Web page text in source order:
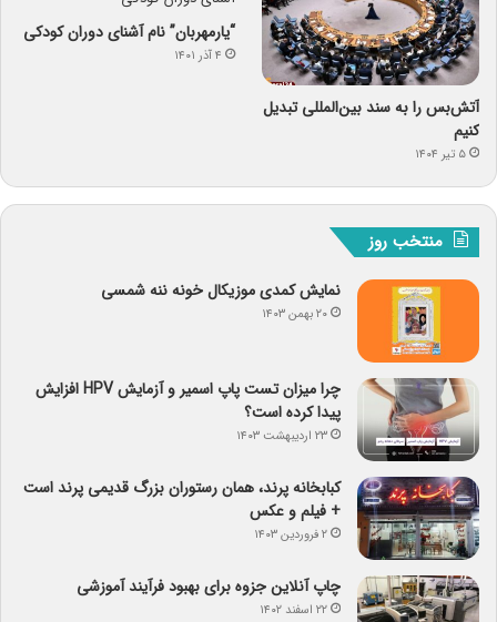
آتش‌بس را به سند بین‌المللی تبدیل
کنیم
۵ تیر ۱۴۰۴
“یارمهربان” نام آشنای دوران کودکی
۴ آذر ۱۴۰۱
منتخب روز
نمایش کمدی موزیکال خونه ننه شمسی
۲۰ بهمن ۱۴۰۳
چرا میزان تست پاپ اسمیر و آزمایش HPV افزایش
پیدا کرده است؟
۲۳ اردیبهشت ۱۴۰۳
کبابخانه پرند، همان رستوران بزرگ قدیمی پرند است
+ فیلم و عکس
۲ فروردین ۱۴۰۳
چاپ آنلاین جزوه برای بهبود فرآیند آموزشی
۲۲ اسفند ۱۴۰۲